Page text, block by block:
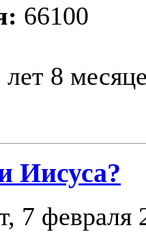
66100
лет 8
Иисуса?
7 февраля